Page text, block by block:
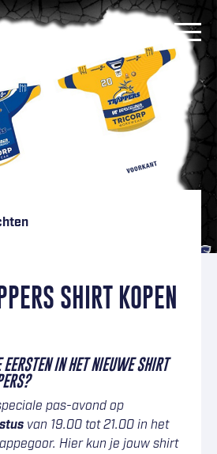
SHIRT KOPEN
IN HET NIEUWE SHIRT
pas-avond op
van 19.00 tot 21.00 in het
Hier kun je jouw shirt